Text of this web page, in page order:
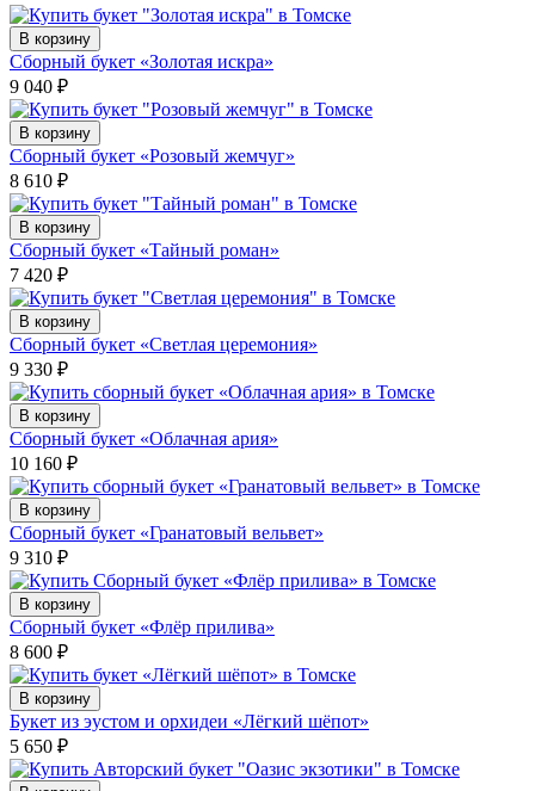
В корзину
Сборный букет «Золотая искра»
9 040 ₽
В корзину
Сборный букет «Розовый жемчуг»
8 610 ₽
В корзину
Сборный букет «Тайный роман»
7 420 ₽
В корзину
Сборный букет «Светлая церемония»
9 330 ₽
В корзину
Сборный букет «Облачная ария»
10 160 ₽
В корзину
Сборный букет «Гранатовый вельвет»
9 310 ₽
В корзину
Сборный букет «Флёр прилива»
8 600 ₽
В корзину
Букет из эустом и орхидеи «Лёгкий шёпот»
5 650 ₽